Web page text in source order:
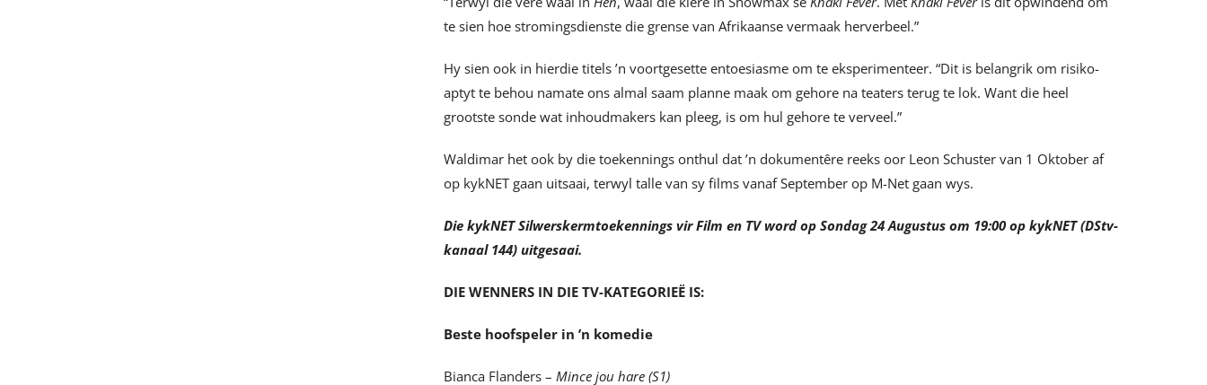
te sien hoe stromingsdienste die grense van Afrikaanse vermaak herverbeel.”
Hy sien ook in hierdie titels ’n voortgesette entoesiasme om te eksperimenteer. “Dit is belangrik om risiko-
aptyt te behou namate ons almal saam planne maak om gehore na teaters terug te lok. Want die heel
grootste sonde wat inhoudmakers kan pleeg, is om hul gehore te verveel.”
Waldimar het ook by die toekennings onthul dat ’n dokumentêre reeks oor Leon Schuster van 1 Oktober af
op kykNET gaan uitsaai, terwyl talle van sy films vanaf September op M-Net gaan wys.
Die kykNET Silwerskermtoekennings vir Film en TV word op Sondag 24 Augustus om 19:00 op kykNET (DStv-
kanaal 144) uitgesaai.
DIE WENNERS IN DIE TV-KATEGORIEË IS:
Beste hoofspeler in ’n komedie
Bianca Flanders – Mince jou hare (S1)